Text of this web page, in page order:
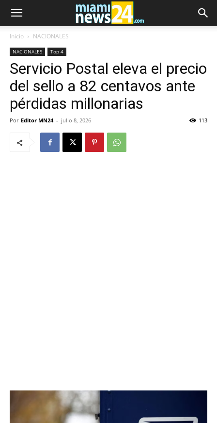
Inicio NACIONALES
NACIONALES Top 4
Servicio Postal eleva el precio
del sello a 82 centavos ante
pérdidas millonarias
Por Editor MN24 - julio 8, 2026 113